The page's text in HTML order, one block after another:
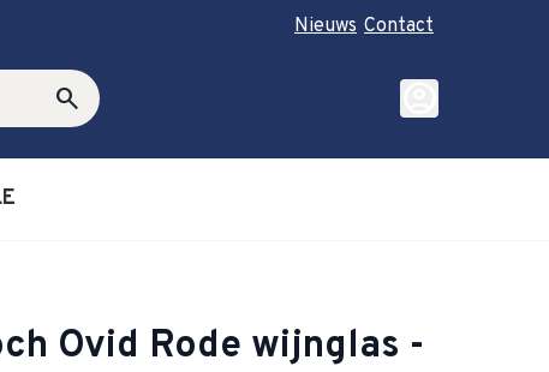
Nieuws Contact
search account_circle
Ovid Rode wijnglas -